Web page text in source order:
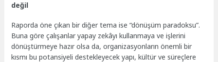
değil
Raporda öne çıkan bir diğer tema ise “dönüşüm paradoksu”.
Buna göre çalışanlar yapay zekâyı kullanmaya ve işlerini
dönüştürmeye hazır olsa da, organizasyonların önemli bir
kısmı bu potansiyeli destekleyecek yapı, kültür ve süreçlere